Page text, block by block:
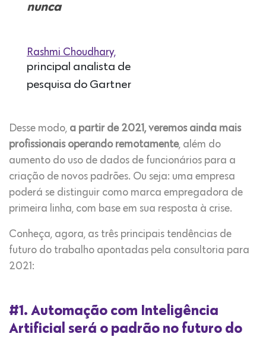
nunca
Rashmi Choudhary,
principal analista de
pesquisa do Gartner
Desse modo, a partir de 2021, veremos ainda mais
profissionais operando remotamente, além do
aumento do uso de dados de funcionários para a
criação de novos padrões. Ou seja: uma empresa
poderá se distinguir como marca empregadora de
primeira linha, com base em sua resposta à crise.
Conheça, agora, as três principais tendências de
futuro do trabalho apontadas pela consultoria para
2021:
#1. Automação com Inteligência
Artificial será o padrão no futuro do